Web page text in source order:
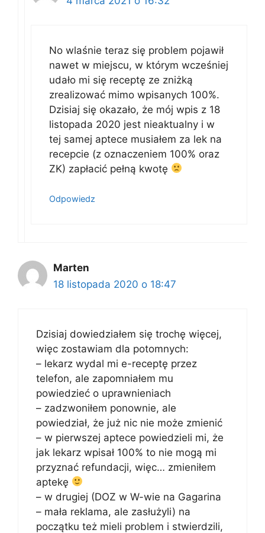
No wlaśnie teraz się problem pojawił
nawet w miejscu, w którym wcześniej
udało mi się receptę ze zniżką
zrealizować mimo wpisanych 100%.
Dzisiaj się okazało, że mój wpis z 18
listopada 2020 jest nieaktualny i w
tej samej aptece musiałem za lek na
recepcie (z oznaczeniem 100% oraz
ZK) zapłacić pełną kwotę
Odpowiedz
Marten
18 listopada 2020 o 18:47
Dzisiaj dowiedziałem się trochę więcej,
więc zostawiam dla potomnych:
– lekarz wydal mi e-receptę przez
telefon, ale zapomniałem mu
powiedzieć o uprawnieniach
– zadzwoniłem ponownie, ale
powiedział, że już nic nie może zmienić
– w pierwszej aptece powiedzieli mi, że
jak lekarz wpisał 100% to nie mogą mi
przyznać refundacji, więc… zmieniłem
aptekę
– w drugiej (DOZ w W-wie na Gagarina
– mała reklama, ale zasłużyli) na
początku też mieli problem i stwierdzili,